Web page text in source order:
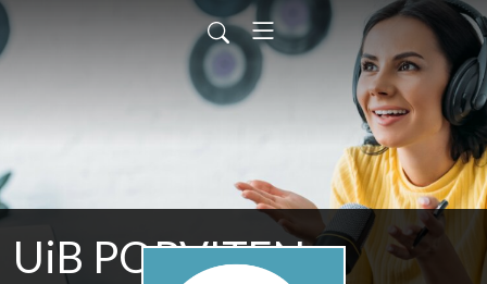
UiB POPVITEN